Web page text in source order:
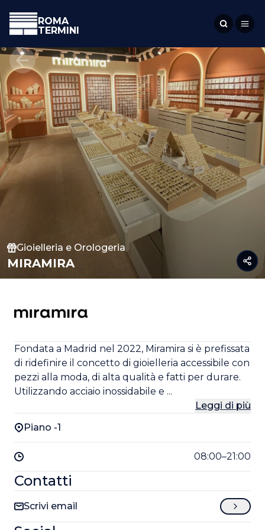
ROMA
TERMINI
Gioielleria e Orologeria
MIRAMIRA
Fondata a Madrid nel 2022, Miramira si è prefissata
di ridefinire il concetto di gioielleria accessibile con
pezzi alla moda, di alta qualità e fatti per durare.
Utilizzando acciaio inossidabile e ...
Leggi di più
Piano -1
08:00–21:00
Contatti
Scrivi email